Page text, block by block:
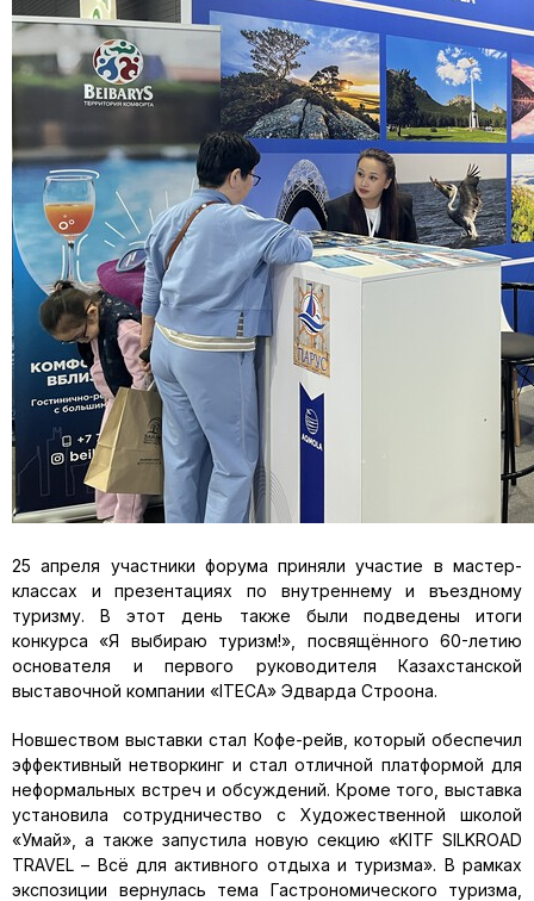
25 апреля участники форума приняли участие в мастер-
классах и презентациях по внутреннему и въездному
туризму. В этот день также были подведены итоги
конкурса «Я выбираю туризм!», посвящённого 60-летию
основателя и первого руководителя Казахстанской
выставочной компании «ITECA» Эдварда Строона.
Новшеством выставки стал Кофе-рейв, который обеспечил
эффективный нетворкинг и стал отличной платформой для
неформальных встреч и обсуждений. Кроме того, выставка
установила сотрудничество с Художественной школой
«Умай», а также запустила новую секцию «KITF SILKROAD
TRAVEL – Всё для активного отдыха и туризма». В рамках
экспозиции вернулась тема Гастрономического туризма,